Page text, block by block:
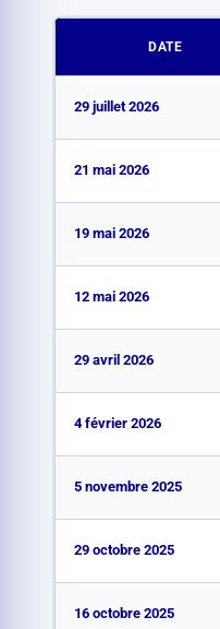
DATE
29 juillet 2026
21 mai 2026
19 mai 2026
12 mai 2026
29 avril 2026
4 février 2026
5 novembre 2025
29 octobre 2025
16 octobre 2025